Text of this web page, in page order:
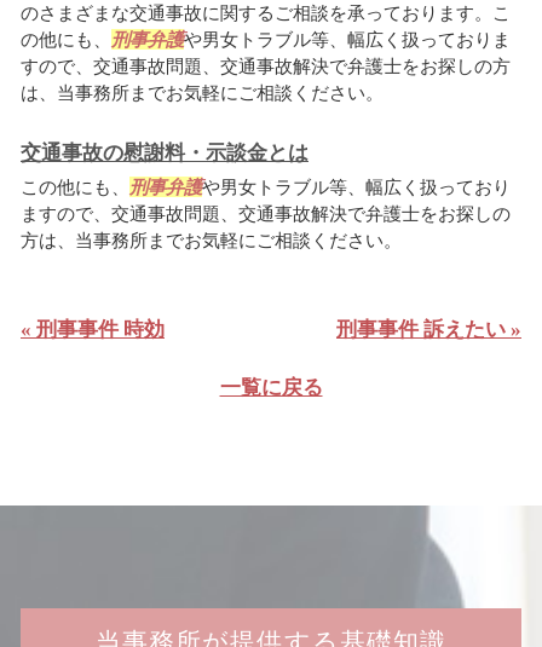
のさまざまな交通事故に関するご相談を承っております。こ
の他にも、 刑事弁護や男女トラブル等、幅広く扱っておりま
すので、交通事故問題、交通事故解決で弁護士をお探しの方
は、当事務所までお気軽にご相談ください。
交通事故の慰謝料・示談金とは
この他にも、 刑事弁護や男女トラブル等、幅広く扱っており
ますので、交通事故問題、交通事故解決で弁護士をお探しの
方は、当事務所までお気軽にご相談ください。
« 刑事事件 時効 刑事事件 訴えたい »
一覧に戻る